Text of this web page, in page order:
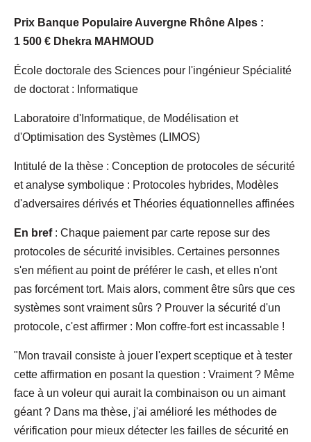
Prix Banque Populaire Auvergne Rhône Alpes :
1 500 € Dhekra MAHMOUD
École doctorale des Sciences pour l'ingénieur Spécialité
de doctorat : Informatique
Laboratoire d'Informatique, de Modélisation et
d'Optimisation des Systèmes (LIMOS)
Intitulé de la thèse : Conception de protocoles de sécurité
et analyse symbolique : Protocoles hybrides, Modèles
d'adversaires dérivés et Théories équationnelles affinées
En bref : Chaque paiement par carte repose sur des
protocoles de sécurité invisibles. Certaines personnes
s'en méfient au point de préférer le cash, et elles n'ont
pas forcément tort. Mais alors, comment être sûrs que ces
systèmes sont vraiment sûrs ? Prouver la sécurité d'un
protocole, c'est affirmer : Mon coffre-fort est incassable !
"Mon travail consiste à jouer l'expert sceptique et à tester
cette affirmation en posant la question : Vraiment ? Même
face à un voleur qui aurait la combinaison ou un aimant
géant ? Dans ma thèse, j'ai amélioré les méthodes de
vérification pour mieux détecter les failles de sécurité en